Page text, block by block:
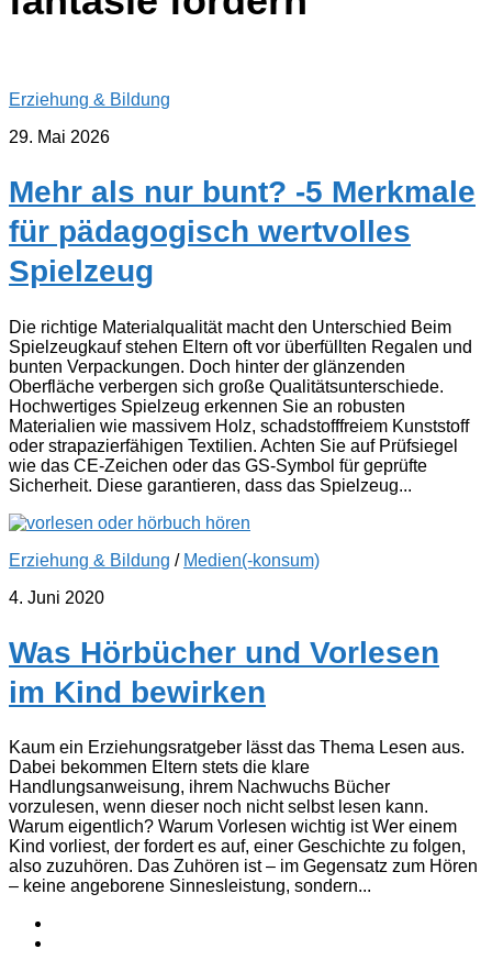
Erziehung & Bildung
29. Mai 2026
Mehr als nur bunt? -5 Merkmale
für pädagogisch wertvolles
Spielzeug
Die richtige Materialqualität macht den Unterschied Beim
Spielzeugkauf stehen Eltern oft vor überfüllten Regalen und
bunten Verpackungen. Doch hinter der glänzenden
Oberfläche verbergen sich große Qualitätsunterschiede.
Hochwertiges Spielzeug erkennen Sie an robusten
Materialien wie massivem Holz, schadstofffreiem Kunststoff
oder strapazierfähigen Textilien. Achten Sie auf Prüfsiegel
wie das CE-Zeichen oder das GS-Symbol für geprüfte
Sicherheit. Diese garantieren, dass das Spielzeug...
Erziehung & Bildung / Medien(-konsum)
4. Juni 2020
Was Hörbücher und Vorlesen
im Kind bewirken
Kaum ein Erziehungsratgeber lässt das Thema Lesen aus.
Dabei bekommen Eltern stets die klare
Handlungsanweisung, ihrem Nachwuchs Bücher
vorzulesen, wenn dieser noch nicht selbst lesen kann.
Warum eigentlich? Warum Vorlesen wichtig ist Wer einem
Kind vorliest, der fordert es auf, einer Geschichte zu folgen,
also zuzuhören. Das Zuhören ist – im Gegensatz zum Hören
– keine angeborene Sinnesleistung, sondern...